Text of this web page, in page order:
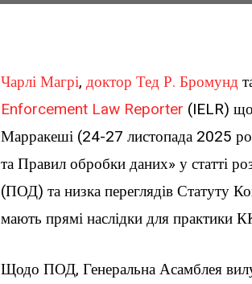
Чарлі Магрі, доктор Тед Р. Бромунд
Enforcement Law Reporter (IELR)
Марракеші (24-27 листопада 2025
та Правил обробки даних» у статті
(ПОД) та низка переглядів Статуту
мають прямі наслідки для практики
Щодо ПОД, Генеральна Асамблея